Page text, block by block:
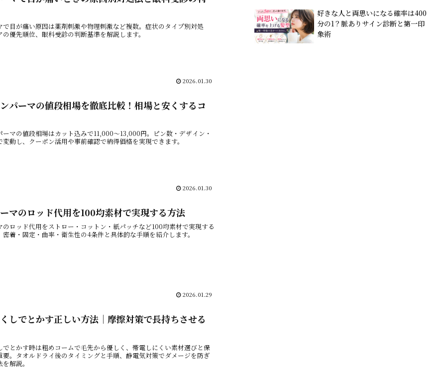
で目が痛い原因は薬剤刺激や物理刺激など複数。症状のタイプ別対処
優先順位、眼科受診の判断基準を解説します。
2026.01.30
パーマの値段相場を徹底比較！相場と安くするコ
ーマの値段相場はカット込みで11,000～13,000円。ピン数・デザイン・
動し、クーポン活用や事前確認で納得価格を実現できます。
2026.01.30
マのロッド代用を100均素材で実現する方法
のロッド代用をストロー・コットン・紙パッチなど100均素材で実現する
着・固定・曲率・衛生性の4条件と具体的な手順を紹介します。
2026.01.29
しでとかす正しい方法｜摩擦対策で長持ちさせる
でとかす時は粗めコームで毛先から優しく、帯電しにくい素材選びと保
要。タオルドライ後のタイミングと手順、静電気対策でダメージを防ぎ
解説。
好きな人と両思いになる確率は400
分の1？脈ありサイン診断と第一印
象術